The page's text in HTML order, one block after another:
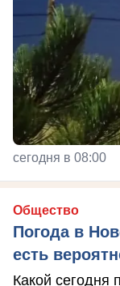
сегодня в 08:00
Общество
Погода в
есть
Какой сегодня